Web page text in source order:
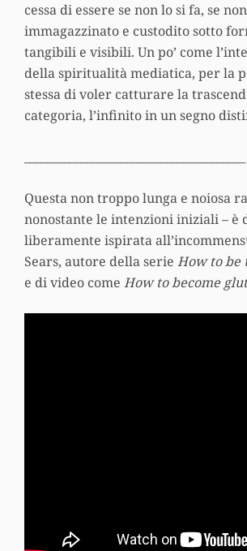
cessa di essere se non lo si fa, se
immagazzinato e custodito sotto
tangibili e visibili. Un po’ come
della spiritualità mediatica, per la
stessa di voler catturare la
categoria, l’infinito in un segno
Questa non troppo lunga e noiosa
nonostante le intenzioni iniziali – è
liberamente ispirata
Sears, autore della serie How to be
e di video come How to become